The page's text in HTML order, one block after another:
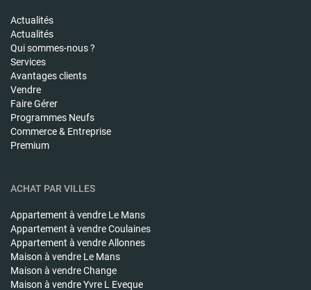
Actualités
Actualités
Qui sommes-nous ?
Services
Avantages clients
Vendre
Faire Gérer
Programmes Neufs
Commerce & Entreprise
Premium
ACHAT PAR VILLES
Appartement à vendre Le Mans
Appartement à vendreCoulaines
Appartement à vendreAllonnes
Maison à vendre Le Mans
Maison à vendreChange
Maison à vendreYvre L Eveque